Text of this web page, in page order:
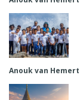
Anouk van Hemert